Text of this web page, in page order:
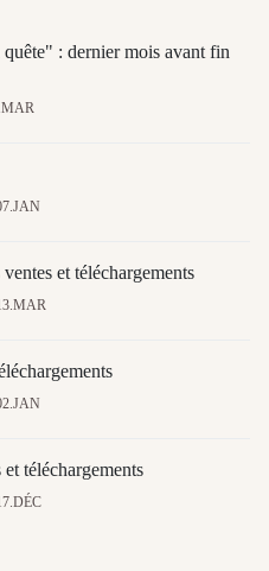
: dernier mois avant fin
et téléchargements
téléchargements